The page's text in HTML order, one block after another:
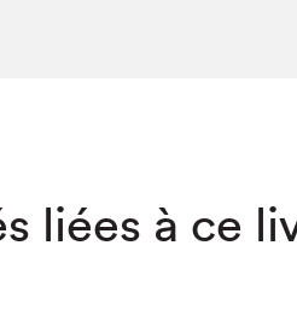
liées à ce